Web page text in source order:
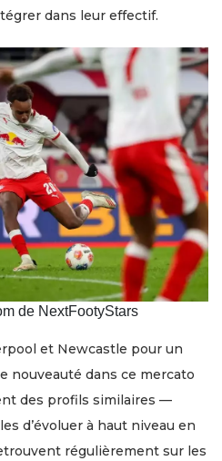
dans leur effectif.
de NextFootyStars
et Newcastle pour un
nouveauté dans ce mercato
des profils similaires —
d’évoluer à haut niveau en
régulièrement sur les